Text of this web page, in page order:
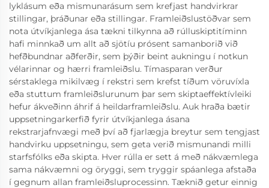
lyklásum eða mismunarásum sem krefjast handvirkrar
stillingar, þráðunar eða stillingar. Framleiðslustöðvar sem
nota útvíkjanlega ása tækni tilkynna að rúlluskiptitíminn
hafi minnkað um allt að sjötíu prósent samanborið við
hefðbundnar aðferðir, sem þýðir beint aukningu í notkun
vélarinnar og hærri framleiðslu. Tímasparan verður
sérstaklega mikilvæg í rekstri sem krefst tíðum vöruvíxla
eða stuttum framleiðslurunum þar sem skiptaeffektívleiki
hefur ákveðinn áhrif á heildarframleiðslu. Auk hraða bætir
uppsetningarkerfið fyrir útvíkjanlega ásana
rekstrarjafnvægi með því að fjarlægja breytur sem tengjast
handvirku uppsetningu, sem geta verið mismunandi milli
starfsfólks eða skipta. Hver rúlla er sett á með nákvæmlega
sama nákvæmni og öryggi, sem tryggir spáanlega afstaða
í gegnum allan framleiðsluprocessinn. Tæknið getur einnig